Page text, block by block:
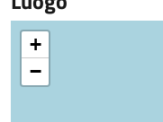
+
−